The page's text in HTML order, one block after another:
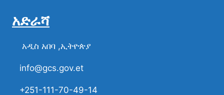
አድራሻ
አዲስ አበባ ,ኢትዮጵያ
info@gcs.gov.et
+251-111-70-49-14